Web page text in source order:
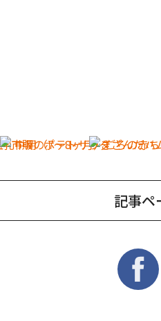
記事ペ